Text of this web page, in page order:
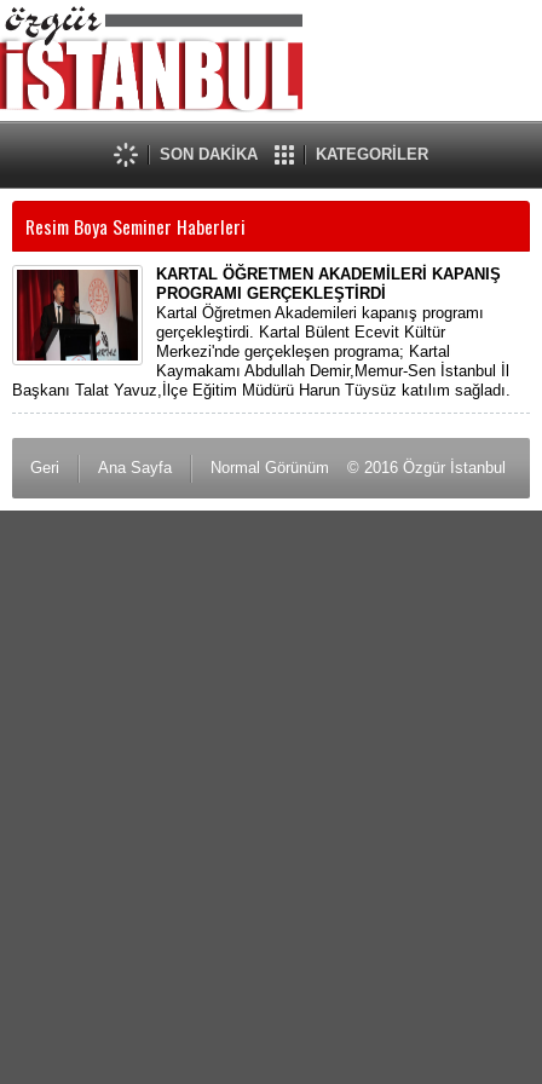
SON DAKİKA KATEGORİLER
Resim Boya Seminer Haberleri
KARTAL ÖĞRETMEN AKADEMİLERİ KAPANIŞ
PROGRAMI GERÇEKLEŞTİRDİ
Kartal Öğretmen Akademileri kapanış programı
gerçekleştirdi. Kartal Bülent Ecevit Kültür
Merkezi'nde gerçekleşen programa; Kartal
Kaymakamı Abdullah Demir,Memur-Sen İstanbul İl
Başkanı Talat Yavuz,İlçe Eğitim Müdürü Harun Tüysüz katılım sağladı.
Geri Ana Sayfa Normal Görünüm © 2016 Özgür İstanbul